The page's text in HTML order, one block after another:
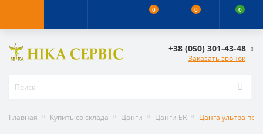
0 0 0
+38 (050) 301-43-48
Заказать звонок
Главная Купить со склада Цанги Цанги ER Цанга ультра